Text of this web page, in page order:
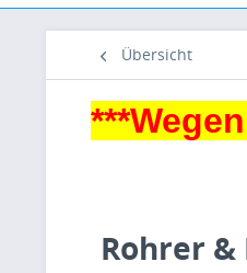
Übersicht
Rohrer